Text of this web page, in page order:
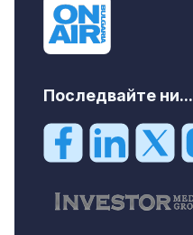
Последвайте ни...